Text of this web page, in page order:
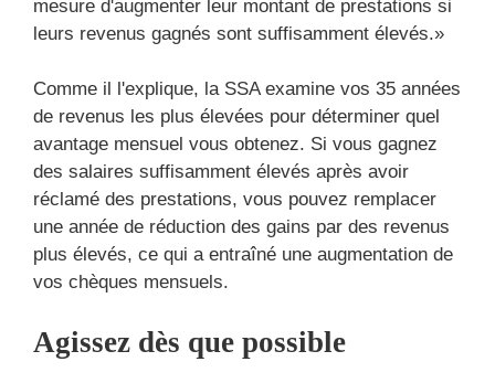
mesure d'augmenter leur montant de prestations si
leurs revenus gagnés sont suffisamment élevés.»
Comme il l'explique, la SSA examine vos 35 années
de revenus les plus élevées pour déterminer quel
avantage mensuel vous obtenez. Si vous gagnez
des salaires suffisamment élevés après avoir
réclamé des prestations, vous pouvez remplacer
une année de réduction des gains par des revenus
plus élevés, ce qui a entraîné une augmentation de
vos chèques mensuels.
Agissez dès que possible